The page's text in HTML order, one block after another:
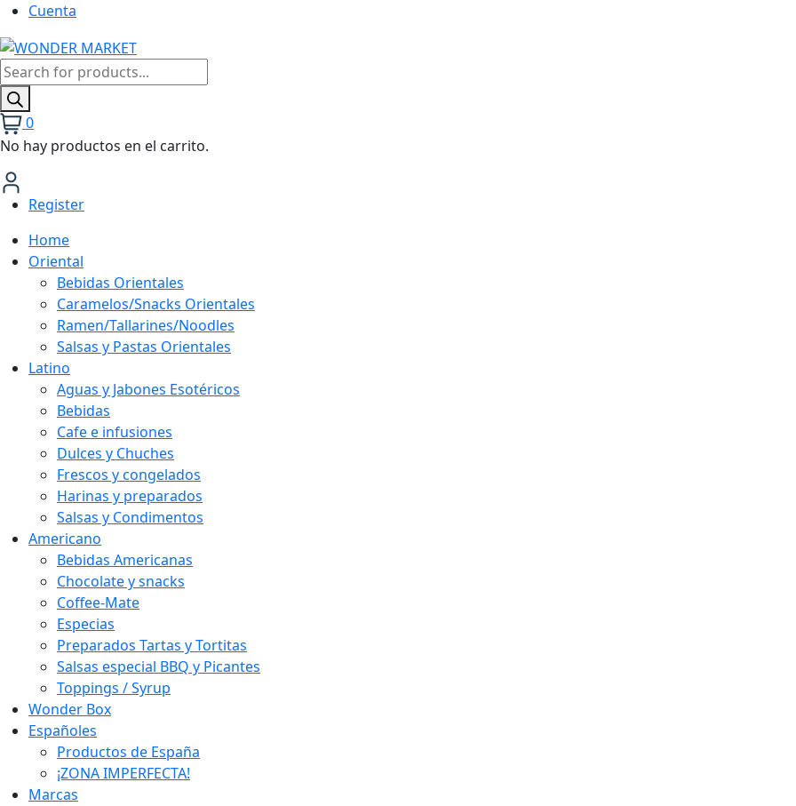
Cuenta
Búsqueda
de
productos
0
No hay productos en el carrito.
Register
Home
Oriental
Bebidas Orientales
Caramelos/Snacks Orientales
Ramen/Tallarines/Noodles
Salsas y Pastas Orientales
Latino
Aguas y Jabones Esotéricos
Bebidas
Cafe e infusiones
Dulces y Chuches
Frescos y congelados
Harinas y preparados
Salsas y Condimentos
Americano
Bebidas Americanas
Chocolate y snacks
Coffee-Mate
Especias
Preparados Tartas y Tortitas
Salsas especial BBQ y Picantes
Toppings / Syrup
Wonder Box
Españoles
Productos de España
¡ZONA IMPERFECTA!
Marcas